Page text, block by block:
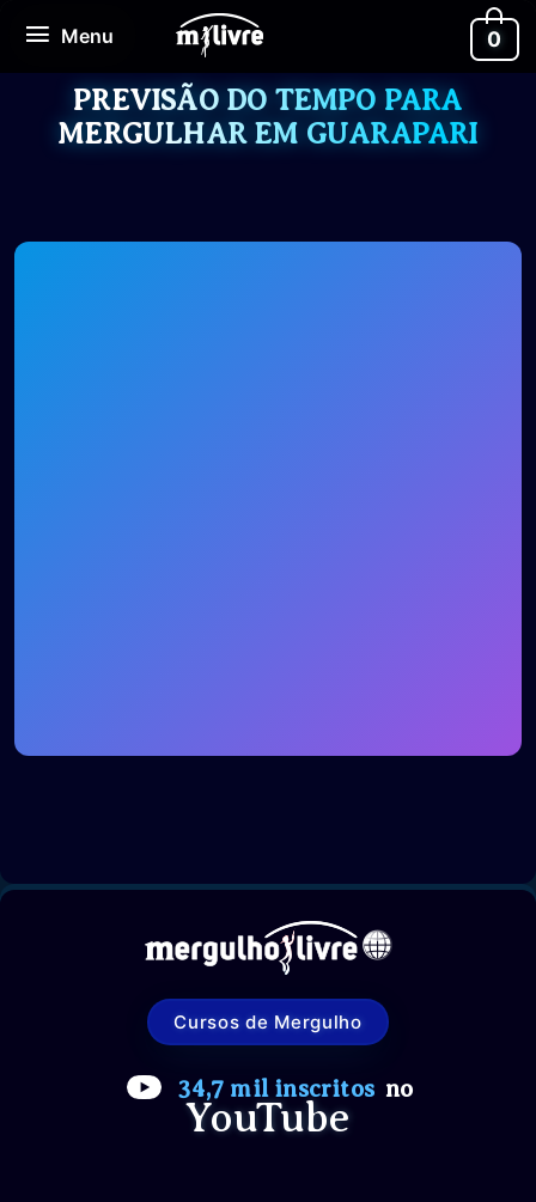
paraMenu
Menu 0
PREVISÃO DO TEMPO PARA
MERGULHAR EM GUARAPARI
Cursos de Mergulho
34,7 mil inscritos no
YouTube